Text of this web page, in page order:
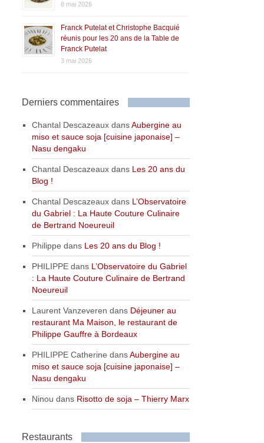
8 mai 2026
Franck Putelat et Christophe Bacquié
réunis pour les 20 ans de la Table de
Franck Putelat
3 mai 2026
Derniers commentaires
Chantal Descazeaux dansAubergine au
miso et sauce soja [cuisine japonaise] –
Nasu dengaku
Chantal Descazeaux dans Les 20 ans du
Blog !
Chantal Descazeaux dans L’Observatoire
du Gabriel : La Haute Couture Culinaire
de Bertrand Noeureuil
Philippe dans Les 20 ans du Blog !
PHILIPPE dans L’Observatoire du Gabriel
: La Haute Couture Culinaire de Bertrand
Noeureuil
Laurent Vanzeveren dans Déjeuner au
restaurant Ma Maison, le restaurant de
Philippe Gauffre à Bordeaux
PHILIPPE Catherine dansAubergine au
miso et sauce soja [cuisine japonaise] –
Nasu dengaku
Ninou dans Risotto de soja – Thierry Marx
Restaurants